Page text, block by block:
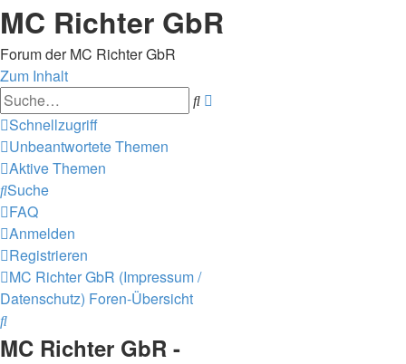
MC Richter GbR
Forum der MC Richter GbR
Zum Inhalt
Suche
Schnellzugriff
Unbeantwortete Themen
Aktive Themen
Suche
FAQ
Anmelden
Registrieren
MC Richter GbR (Impressum /
Datenschutz) Foren-Übersicht
Suche
MC Richter GbR -